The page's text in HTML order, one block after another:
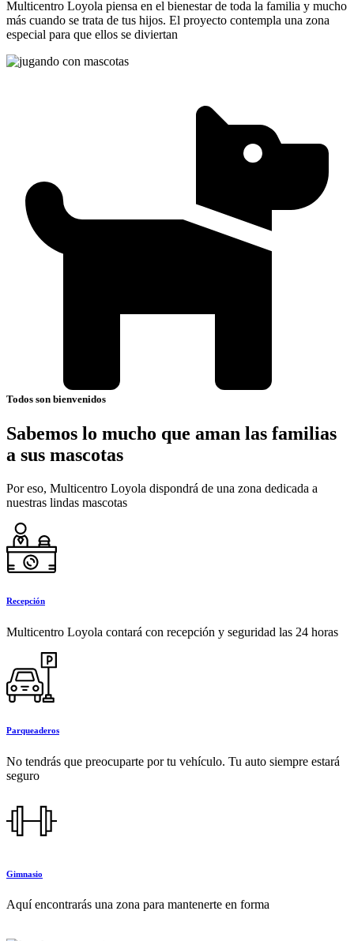
Multicentro Loyola piensa en el bienestar de toda la familia y mucho
más cuando se trata de tus hijos. El proyecto contempla una zona
especial para que ellos se diviertan
Todos son bienvenidos
Sabemos lo mucho que aman las familias
a sus mascotas
Por eso, Multicentro Loyola dispondrá de una zona dedicada a
nuestras lindas mascotas
Recepción
Multicentro Loyola contará con recepción y seguridad las 24 horas
Parqueaderos
No tendrás que preocuparte por tu vehículo. Tu auto siempre estará
seguro
Gimnasio
Aquí encontrarás una zona para mantenerte en forma